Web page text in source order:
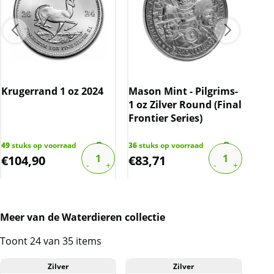
Krugerrand 1 oz 2024
49stuks op voorraad
€104,90
Mason Mint - Pilgrims-
1 oz Zilver Round (Final
Frontier Series)
36stuks op voorraad
€83,71
Meer van de Waterdieren collectie
Toont 24 van 35 items
Zilver Zilver